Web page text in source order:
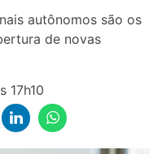
autônomos são os
de novas
17h10